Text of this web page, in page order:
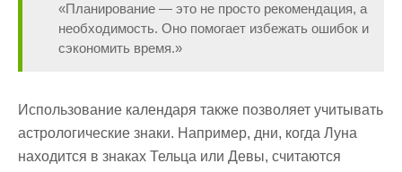
«Планирование — это не просто рекомендация, а
необходимость. Оно помогает избежать ошибок и
сэкономить время.»
Использование календаря также позволяет учитывать
астрологические знаки. Например, дни, когда Луна
находится в знаках Тельца или Девы, считаются